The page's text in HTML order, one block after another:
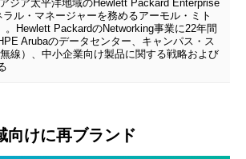
ジア太平洋地域のHewlett Packard Enterprise
ル・マネージャーを務めるアーモル・ミト
。Hewlett PackardのNetworking事業に22年間
Arubaのデータセンター、キャンパス・ス
線）、中小企業向け製品に関する戦略および
向けに再ブランド